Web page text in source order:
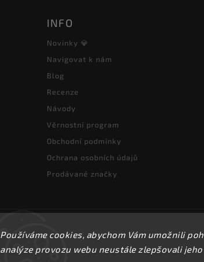
Používáme cookies, abychom Vám umožnili
analýze provozu webu neustále zlepšovali
INFO
Novinky 💎
Navigovat k nám
Blog
Recenze
Návody
Věrnostní program
Obchodní podmínky
Ochrana osobních údajů
Prodávané značky
Copyright 2026kapesni-
Upravit